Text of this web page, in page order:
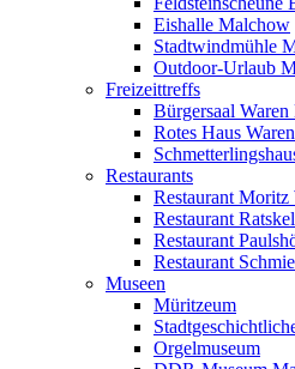
Eishalle Malchow
Stadtwindmühle
Outdoor-Urlaub
Freizeittreffs
Bürgersaal
Rotes Haus
Restaurants
Restaurant
Restaurant
Restaurant
Restaurant
Museen
Müritzeum
Orgelmuseum